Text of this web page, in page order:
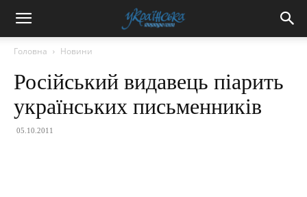
Головна Новини
Російський видавець піарить
українських письменників
05.10.2011